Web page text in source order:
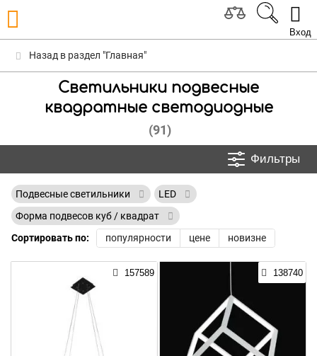
Вход
Назад в раздел "Главная"
Светильники подвесные
квадратные светодиодные
(91)
Фильтры
Подвесные светильники
LED
Форма подвесов куб / квадрат
Сортировать по:
популярности цене новизне
157589 138740